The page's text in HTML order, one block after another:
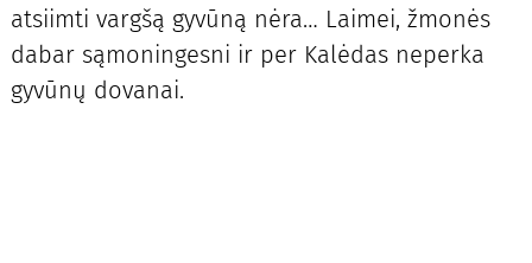
atsiimti vargšą gyvūną nėra… Laimei, žmonės
dabar sąmoningesni ir per Kalėdas neperka
gyvūnų dovanai.